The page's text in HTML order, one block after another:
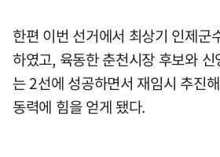
한편 이번 선거에서 최상기 인제군
하였고, 육동한 춘천시장 후보와
는 2선에 성공하면서 재임시 추진
동력에 힘을 얻게 됐다.